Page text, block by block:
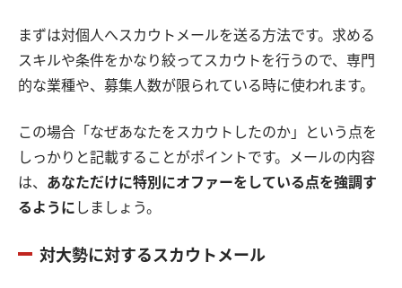
まずは対個人へスカウトメールを送る方法です。求める
スキルや条件をかなり絞ってスカウトを行うので、専門
的な業種や、募集人数が限られている時に使われます。
この場合「なぜあなたをスカウトしたのか」という点を
しっかりと記載することがポイントです。メールの内容
は、 あなただけに特別にオファーをしている点を強調す
るように しましょう。
対大勢に対するスカウトメール